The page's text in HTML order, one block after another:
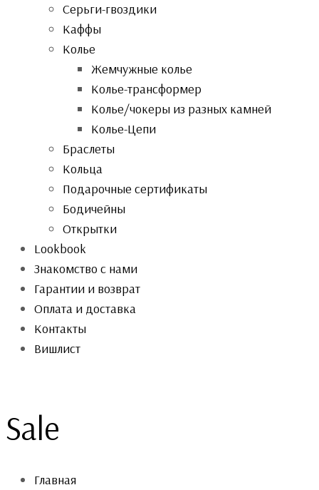
Серьги-гвоздики
Каффы
Колье
Жемчужные колье
Колье-трансформер
Колье/чокеры из разных камней
Колье-Цепи
Браслеты
Кольца
Подарочные сертификаты
Бодичейны
Открытки
Lookbook
Знакомство с нами
Гарантии и возврат
Оплата и доставка
Контакты
Вишлист
Sale
Главная